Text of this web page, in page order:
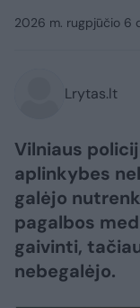
2026 m. rugpjūčio 6
Lrytas.lt
Vilniaus
aplinkybes
galėjo
pagalbos
gaivinti,
nebegalėjo.